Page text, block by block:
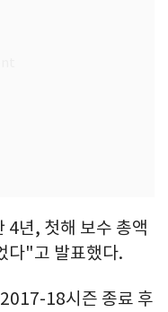
4년, 첫해 보수 총액
다"고 발표했다.
18시즌 종료 후